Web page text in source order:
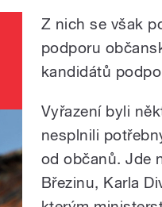
Z nich se však
podporu
kandidátů
Vyřazení byli
nesplnili
od občanů. Jde
Březinu, Karla